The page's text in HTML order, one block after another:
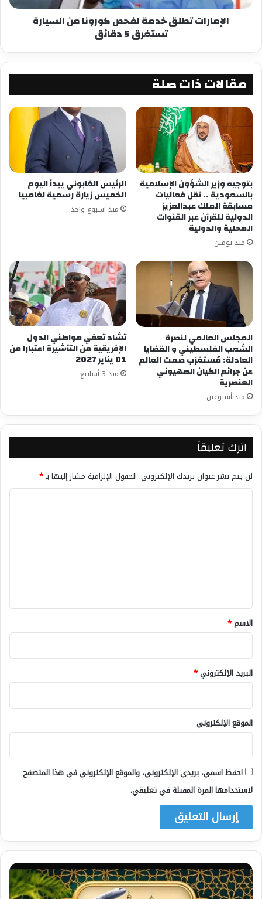
الإمارات تطلق خدمة لفحص كورونا من السيارة
تستغرق 5 دقائق
مقالات ذات صلة
بتوجيه وزير الشؤون الإسلامية
بالسعودية .. نقل فعاليات
مسابقة الملك عبدالعزيز
الدولية للقرآن عبر القنوات
المحلية والدولية
منذ يومين
الرئيس الغابوني يبدأ اليوم
الخميس زيارة رسمية لغامبيا
منذ أسبوع واحد
المجلس العالمي لنصرة
الشعب الفلسطيني و القضايا
العادلة: مُستغرَب صمت العالم
عن جرائم الكيان الصهيوني
العنصرية
منذ أسبوعين
تشاد تعفي مواطني الدول
الإفريقية من التأشيرة اعتبارا من
01 يناير 2027
منذ 3 أسابيع
اترك تعليقاً
لن يتم نشر عنوان بريدك الإلكتروني. الحقول الإلزامية مشار إليها بـ*
*
الاسم*
البريد الإلكتروني*
الموقع الإلكتروني
احفظ اسمي، بريدي الإلكتروني، والموقع الإلكتروني في هذا المتصفح
لاستخدامها المرة المقبلة في تعليقي.